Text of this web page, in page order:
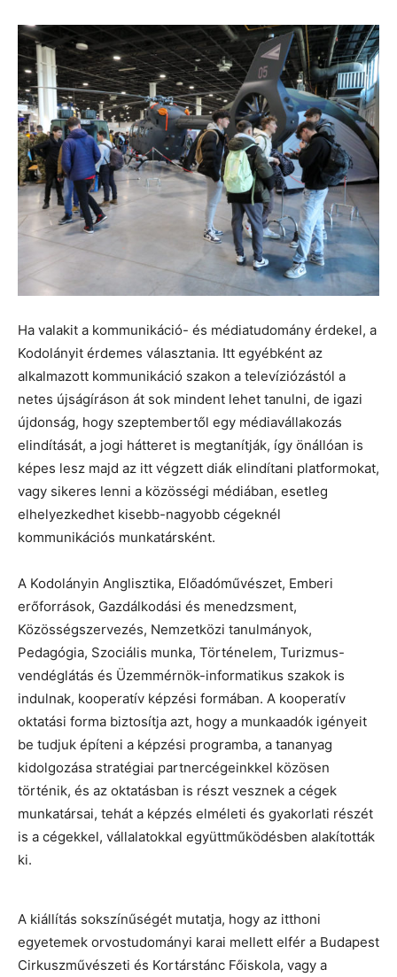
Ha valakit a kommunikáció- és médiatudomány érdekel, a
Kodolányit érdemes választania. Itt egyébként az
alkalmazott kommunikáció szakon a televíziózástól a
netes újságíráson át sok mindent lehet tanulni, de igazi
újdonság, hogy szeptembertől egy médiavállakozás
elindítását, a jogi hátteret is megtanítják, így önállóan is
képes lesz majd az itt végzett diák elindítani platformokat,
vagy sikeres lenni a közösségi médiában, esetleg
elhelyezkedhet kisebb-nagyobb cégeknél
kommunikációs munkatársként.
A Kodolányin Anglisztika, Előadóművészet, Emberi
erőforrások, Gazdálkodási és menedzsment,
Közösségszervezés, Nemzetközi tanulmányok,
Pedagógia, Szociális munka, Történelem, Turizmus-
vendéglátás és Üzemmérnök-informatikus szakok is
indulnak, kooperatív képzési formában. A kooperatív
oktatási forma biztosítja azt, hogy a munkaadók igényeit
be tudjuk építeni a képzési programba, a tananyag
kidolgozása stratégiai partnercégeinkkel közösen
történik, és az oktatásban is részt vesznek a cégek
munkatársai, tehát a képzés elméleti és gyakorlati részét
is a cégekkel, vállalatokkal együttműködésben alakították
ki.​
A kiállítás sokszínűségét mutatja, hogy az itthoni
egyetemek orvostudományi karai mellett elfér a Budapest
Cirkuszművészeti és Kortárstánc Főiskola, vagy a